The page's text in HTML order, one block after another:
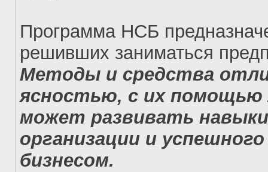
Программа НСБ
решивших заниматься
Методы и средства
ясностью, с их помощью
может развивать
организации и
бизнесом.